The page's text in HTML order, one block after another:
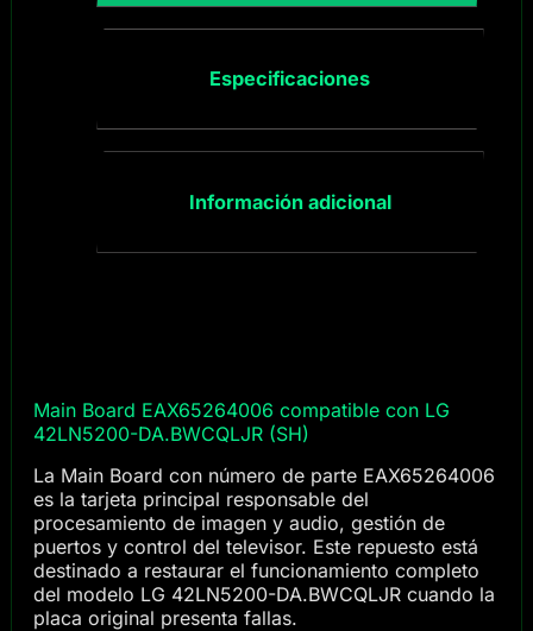
Especificaciones
Información adicional
Main Board EAX65264006 compatible con LG
42LN5200-DA.BWCQLJR (SH)
La Main Board con número de parte EAX65264006
es la tarjeta principal responsable del
procesamiento de imagen y audio, gestión de
puertos y control del televisor. Este repuesto está
destinado a restaurar el funcionamiento completo
del modelo LG 42LN5200-DA.BWCQLJR cuando la
placa original presenta fallas.